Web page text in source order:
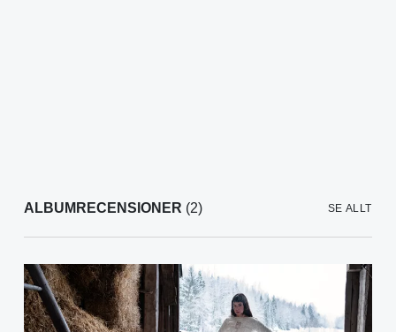
ALBUMRECENSIONER (2) SE ALLT